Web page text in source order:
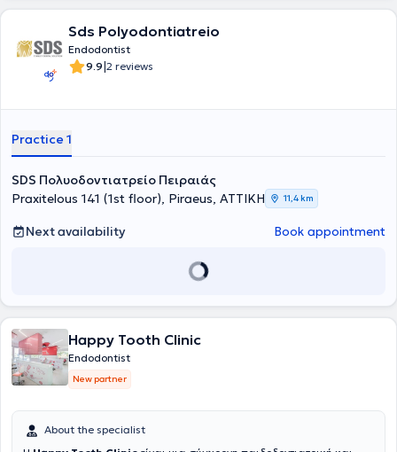
Sds Polyodontiatreio
Endodontist
9.9|2 reviews
Practice 1
SDS Πολυοδοντιατρείο Πειραιάς
Praxitelous 141 (1st floor), Piraeus, ΑΤΤΙΚΗ
11,4 km
Next availability Book appointment
Happy Tooth Clinic
Endodontist
New partner
About the specialist